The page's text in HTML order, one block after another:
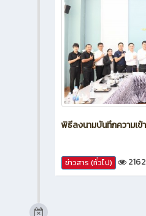
พิธีลงนามบันทึกความเข้
ข่าวสาร (ทั่วไป) 2162